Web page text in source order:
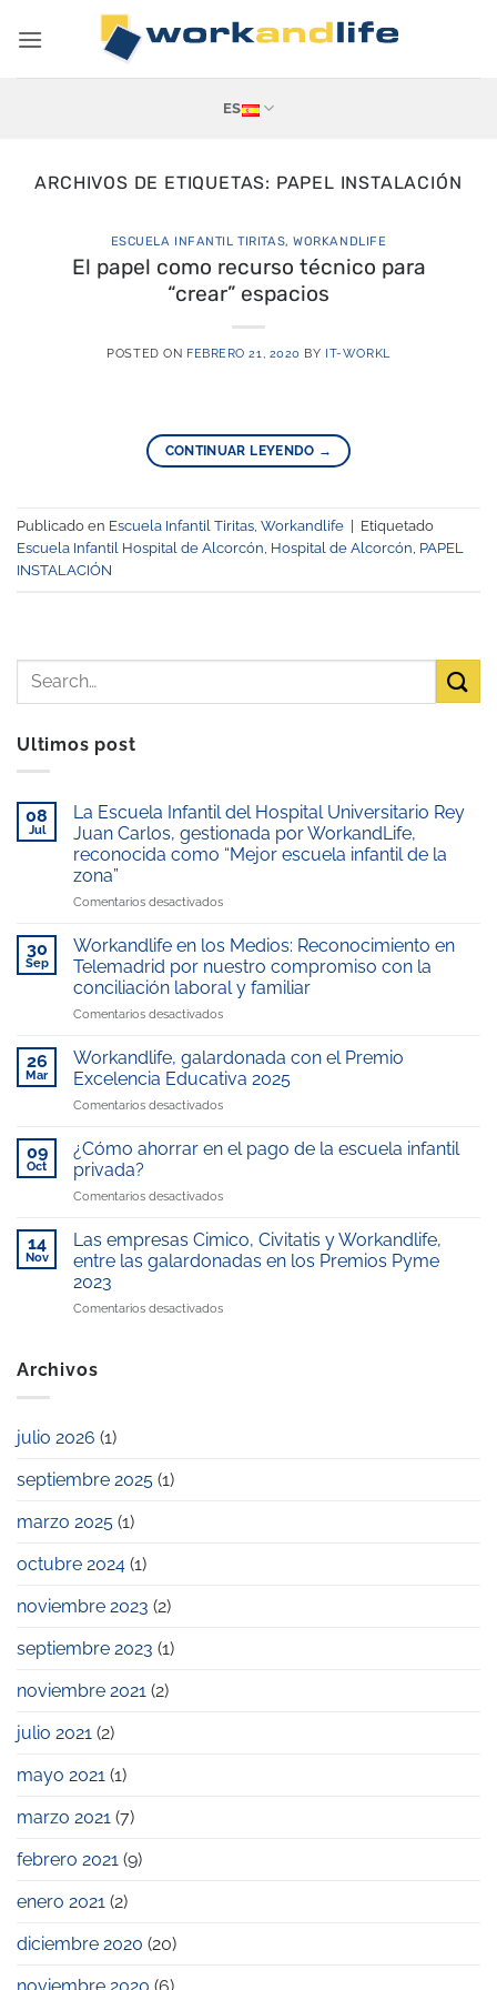
ES
ARCHIVOS DE ETIQUETAS: PAPEL INSTALACIÓN
ESCUELA INFANTIL TIRITAS,WORKANDLIFE
El papel como recurso técnico para
“crear” espacios
POSTED ON FEBRERO 21, 2020 BY IT-WORKL
CONTINUAR LEYENDO →
Publicado en Escuela Infantil Tiritas Workandlife
Etiquetado
Escuela Infantil Hospital de Alcorcón Hospital de Alcorcón PAPEL
INSTALACIÓN
Ultimos post
08
Jul
La Escuela Infantil del Hospital Universitario Rey
Juan Carlos, gestionada por WorkandLife,
reconocida como “Mejor escuela infantil de la
zona”
Comentarios desactivadosen
Escuela
Infantil
del
Hospital
Universitario
Juan
Carlos,
gestionada
por
reconocida
escuela
de
la
30
Sep
Workandlife en los Medios: Reconocimiento en
Telemadrid por nuestro compromiso con la
conciliación laboral y familiar
Comentarios desactivadosen
en
los
Medios:
Reconocimiento
Telemadrid
compromiso
la
conciliación
familiar
26
Mar
Workandlife, galardonada con el Premio
Excelencia Educativa 2025
Comentarios desactivadosen
galardonada
Premio
Educativa
2025
09
Oct
¿Cómo ahorrar en el pago de la escuela infantil
privada?
Comentarios desactivadosen
ahorrar
el
de
14
Nov
Las empresas Cimico, Civitatis y Workandlife,
entre las galardonadas en los Premios Pyme
2023
Comentarios desactivadosen
Archivos
julio 2026 (1)
septiembre 2025 (1)
marzo 2025 (1)
octubre 2024 (1)
noviembre 2023 (2)
septiembre 2023 (1)
noviembre 2021 (2)
julio 2021 (2)
mayo 2021 (1)
marzo 2021 (7)
febrero 2021 (9)
enero 2021 (2)
diciembre 2020 (20)